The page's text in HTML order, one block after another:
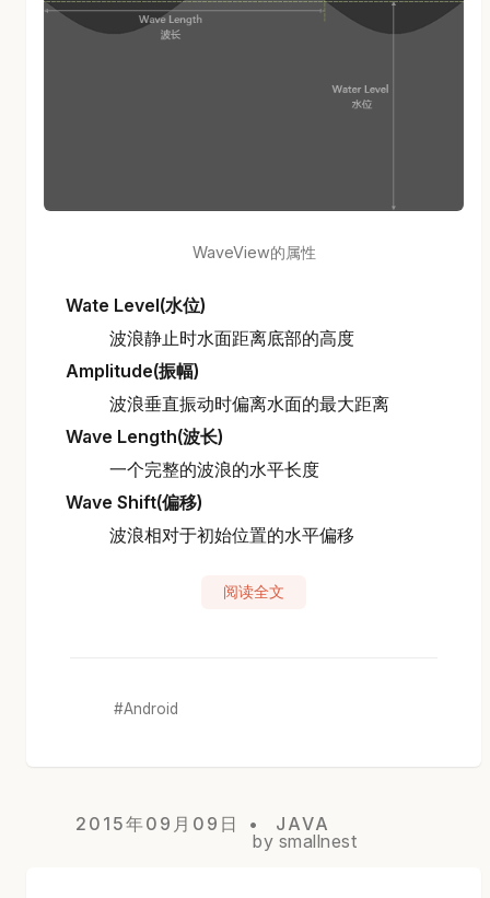
WaveView的属性
Wate Level(水位)
波浪静止时水面距离底部的高度
Amplitude(振幅)
波浪垂直振动时偏离水面的最大距离
Wave Length(波长)
一个完整的波浪的水平长度
Wave Shift(偏移)
波浪相对于初始位置的水平偏移
阅读全文
Android
2015年09月09日
JAVA
by smallnest